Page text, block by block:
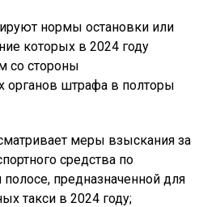
нормы остановки или
которых в 2024 году
со стороны
органов штрафа в полторы
меры взыскания за
средства по
полосе, предназначенной для
такси в 2024 году;